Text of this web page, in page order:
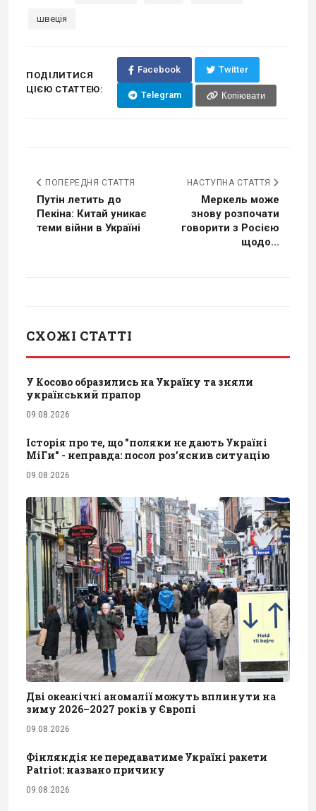
швеція
ПОДІЛИТИСЯ
ЦІЄЮ СТАТТЕЮ:
Facebook Twitter
Telegram Копіювати
ПОПЕРЕДНЯ СТАТТЯ
Путін летить до
Пекіна: Китай уникає
теми війни в Україні
НАСТУПНА СТАТТЯ
Меркель може
знову розпочати
говорити з Росією
щодо...
СХОЖІ СТАТТІ
У Косово образились на Україну та зняли
український прапор
09.08.2026
Історія про те, що "поляки не дають Україні
МіГи" - неправда: посол роз’яснив ситуацію
09.08.2026
Дві океанічні аномалії можуть вплинути на
зиму 2026–2027 років у Європі
09.08.2026
Фінляндія не передаватиме Україні ракети
Patriot: названо причину
09.08.2026